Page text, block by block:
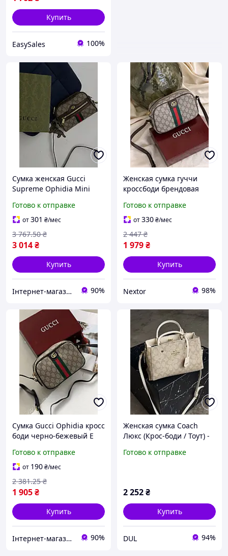
Купить
EasySales 100%
Сумка женская Gucci
Supreme Ophidia Mini
кросс боди через плечо
Гуччи
Готово к отправке
от301 ₴/мес
3 014₴
3 767.50 ₴
Купить
Інтернет-магазин Look 100 Clothes 90%
Женская сумка гуччи
кроссбоди брендовая
стильная из экокожи
Gucci Salex Жіноча сумка
гуччі крос боді брендова
Готово к отправке
от330₴/мес
1 979₴
2 447 ₴
Купить
Nextor 98%
Сумка Gucci Ophidia кросс
боди черно-бежевый Е
Готово к отправке
от 190₴/мес
1 905₴
2 381.25 ₴
Купить
Інтернет-магазин Look 100 Clothes 90%
Женская сумка Coach
Люкс (Крос-боди / Тоут) -
принтом, Эко-кожа,
Готово к отправке
2 252₴
Купить
DUL 94%